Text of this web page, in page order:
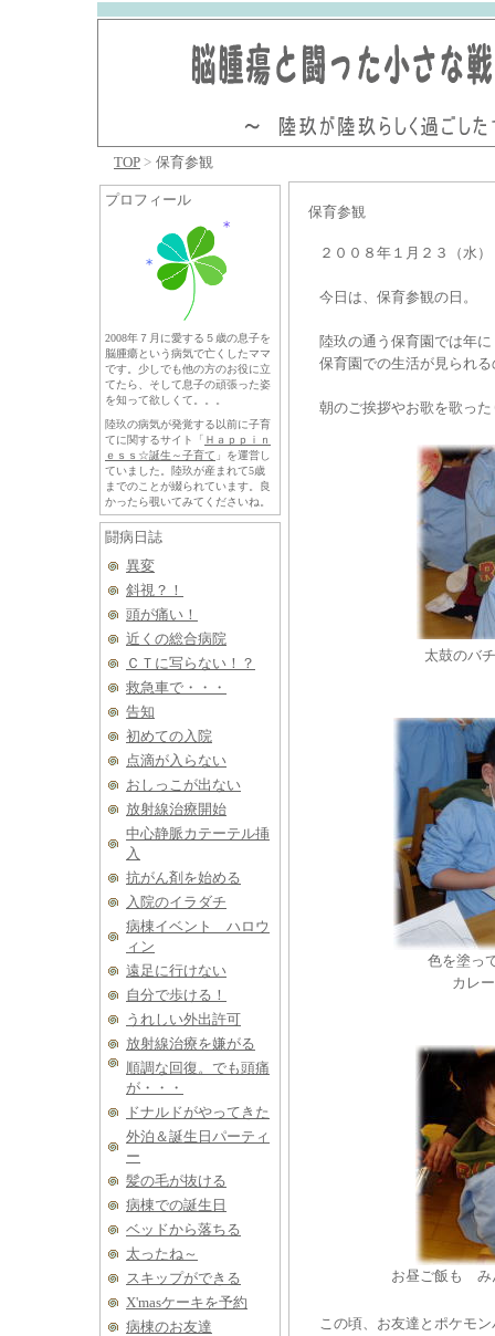
TOP > 保育参観
保育参観
２００８年１月２３（水）
今日は、保育参観の日。
陸玖の通う保育園では年に
保育園での生活が見られる
朝のご挨拶やお歌を歌った
太鼓のバ
色を塗っ
カレ
お昼ご飯も み
この頃、お友達とポケモン
プロフィール
2008年７月に愛する５歳の息子を
脳腫瘍という病気で亡くしたママ
です。少しでも他の方のお役に立
てたら、そして息子の頑張った姿
を知って欲しくて。。。
陸玖の病気が発覚する以前に子育
てに関するサイト「 Ｈａｐｐｉｎ
ｅｓｓ☆誕生～子育て 」を運営し
ていました。陸玖が産まれて5歳
までのことが綴られています。良
かったら覗いてみてくださいね。
闘病日誌
異変
斜視？！
頭が痛い！
近くの総合病院
ＣＴに写らない！？
救急車で・・・
告知
初めての入院
点滴が入らない
おしっこが出ない
放射線治療開始
中心静脈カテーテル挿
入
抗がん剤を始める
入院のイラダチ
病棟イベント ハロウ
ィン
遠足に行けない
自分で歩ける！
うれしい外出許可
放射線治療を嫌がる
順調な回復。でも頭痛
が・・・
ドナルドがやってきた
外泊＆誕生日パーティ
ー
髪の毛が抜ける
病棟での誕生日
ベッドから落ちる
太ったね～
スキップができる
X'masケーキを予約
病棟のお友達